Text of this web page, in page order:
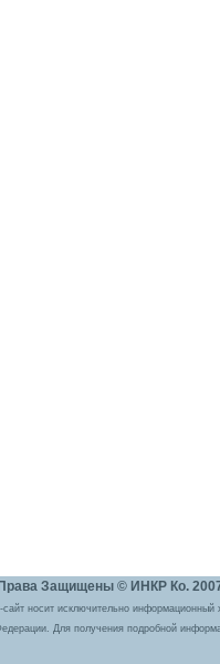
Защищены © ИНКР Ко.
носит исключительно
Для получения подробной